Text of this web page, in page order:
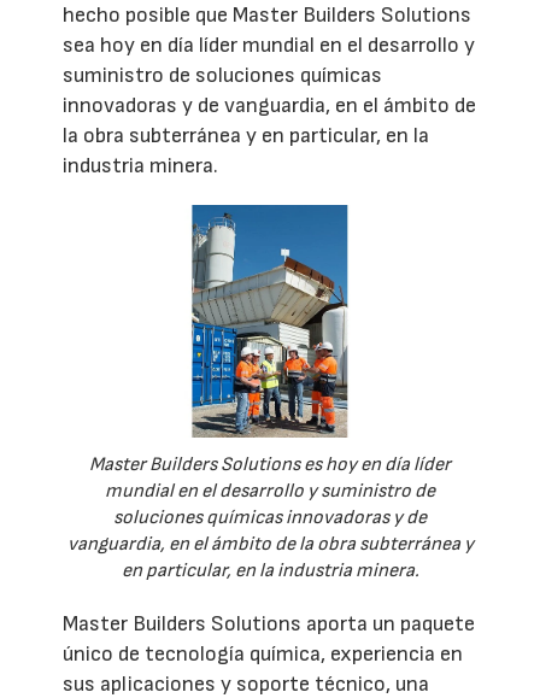
hecho posible que Master Builders Solutions
sea hoy en día líder mundial en el desarrollo y
suministro de soluciones químicas
innovadoras y de vanguardia, en el ámbito de
la obra subterránea y en particular, en la
industria minera.
Master Builders Solutions es hoy en día líder
mundial en el desarrollo y suministro de
soluciones químicas innovadoras y de
vanguardia, en el ámbito de la obra subterránea y
en particular, en la industria minera.
Master Builders Solutions aporta un paquete
único de tecnología química, experiencia en
sus aplicaciones y soporte técnico, una